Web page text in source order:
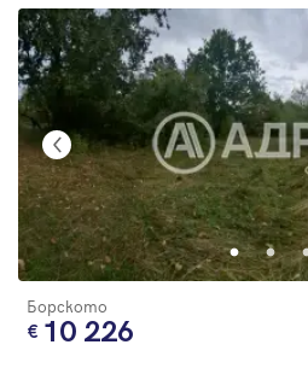
Борското
10 226